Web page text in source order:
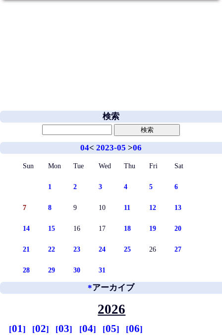
検索
04< 2023-05 >06
Sun Mon Tue Wed Thu Fri Sat
1 2 3 4 5 6
7 8 9 10 11 12 13
14 15 16 17 18 19 20
21 22 23 24 25 26 27
28 29 30 31
*アーカイブ
2026
01 02 03 04 05
06